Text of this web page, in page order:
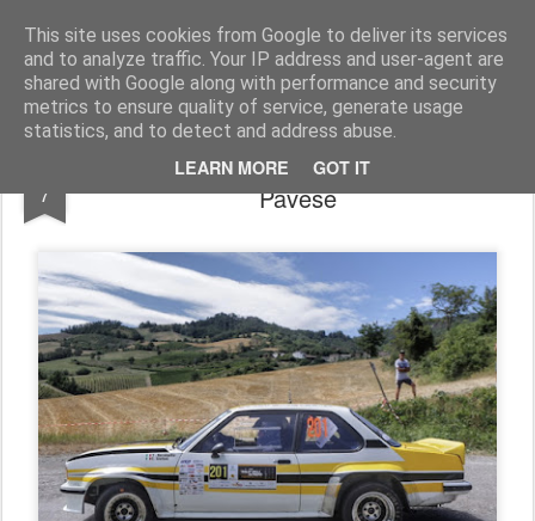
This site uses cookies from Google to deliver its services
and to analyze traffic. Your IP address and user-agent are
shared with Google along with performance and security
metrics to ensure quality of service, generate usage
statistics, and to detect and address abuse.
LEARN MORE GOT IT
AutoMotoCorse. Motorsport Random News 280912
7
Il Team Bassano protagonista in Oltrepò
Pavese